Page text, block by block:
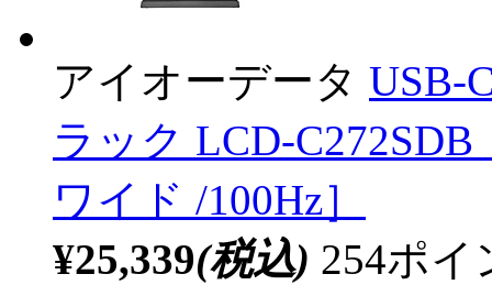
アイオーデータ USB-
ラック LCD-
ワイド /100Hz］
¥25,339(税込) 254ポ